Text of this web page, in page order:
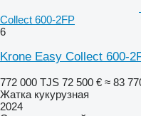
Collect 600-2FP
6
Krone Easy Collect 600-
772 000 TJS 72 500 € ≈ 83
Жатка кукурузная
2024